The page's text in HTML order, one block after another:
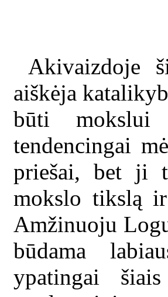
Akivaizdoje
aiškėja
būti
tendencingai
priešai, bet ji
mokslo tikslą
Amžinuoju
būdama
ypatingai